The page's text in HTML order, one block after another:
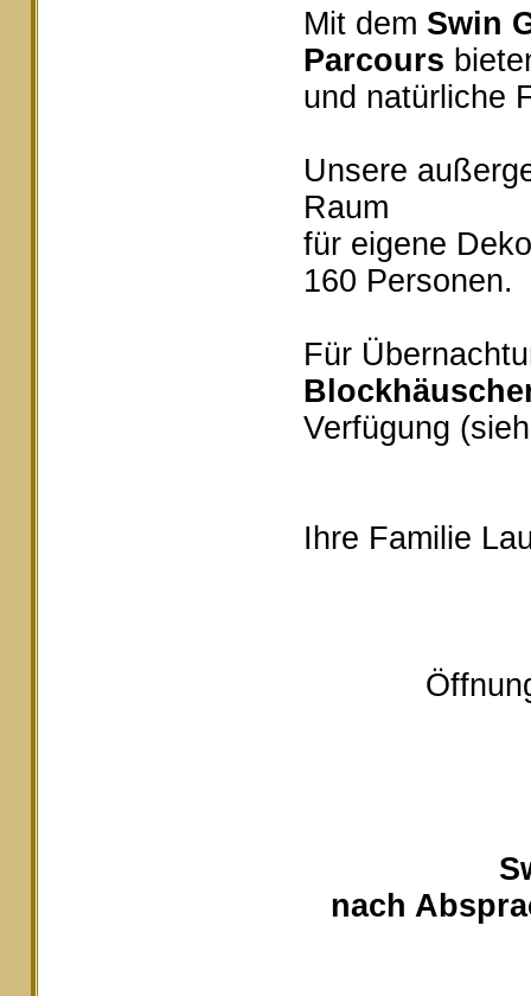
Mit dem Swin
Parcours
und natürliche
Unsere
Raum
für eigene
160 Personen.
Für
Verfügung
Ihre Familie
nach